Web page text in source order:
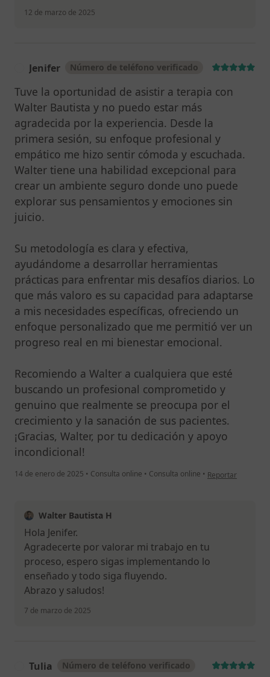
12 de marzo de 2025
Jenifer Número de teléfono verificado
Tuve la oportunidad de asistir a terapia con
Walter Bautista y no puedo estar más
agradecida por la experiencia. Desde la
primera sesión, su enfoque profesional y
empático me hizo sentir cómoda y escuchada.
Walter tiene una habilidad excepcional para
crear un ambiente seguro donde uno puede
explorar sus pensamientos y emociones sin
juicio.
Su metodología es clara y efectiva,
ayudándome a desarrollar herramientas
prácticas para enfrentar mis desafíos diarios. Lo
que más valoro es su capacidad para adaptarse
a mis necesidades específicas, ofreciendo un
enfoque personalizado que me permitió ver un
progreso real en mi bienestar emocional.
Recomiendo a Walter a cualquiera que esté
buscando un profesional comprometido y
genuino que realmente se preocupa por el
crecimiento y la sanación de sus pacientes.
¡Gracias, Walter, por tu dedicación y apoyo
incondicional!
14 de enero de 2025 • Consulta online • Consulta online • en opinión del
Reportar
Walter Bautista H
Hola Jenifer.
Agradecerte por valorar mi trabajo en tu
proceso, espero sigas implementando lo
enseñado y todo siga fluyendo.
Abrazo y saludos!
7 de marzo de 2025
Tulia Número de teléfono verificado